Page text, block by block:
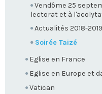
Vendôme 25
lectorat et à
Actualités 2018-2019
Soirée Taizé
Eglise en France
Eglise en Europe et
Vatican